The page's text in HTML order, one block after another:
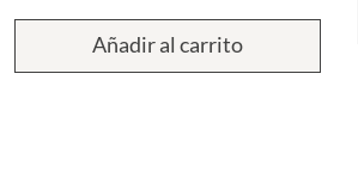
Añadir al carrito